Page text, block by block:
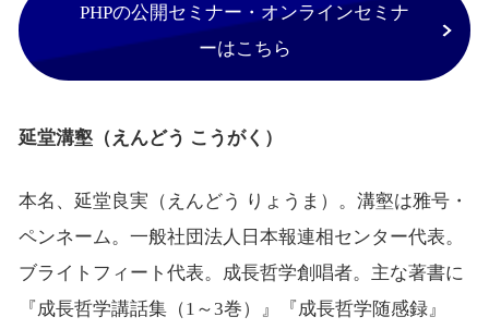
PHPの公開セミナー・オンラインセミナ
ーはこちら
延堂溝壑（えんどう こうがく）
本名、延堂良実（えんどう りょうま）。溝壑は雅号・
ペンネーム。一般社団法人日本報連相センター代表。
ブライトフィート代表。成長哲学創唱者。主な著書に
『成長哲学講話集（1～3巻）』『成長哲学随感録』